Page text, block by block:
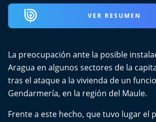
Tu Mereces Ser Feliz
Cultura y Espectáculos
Del Fin del Mundo
Deportes
VER RESUMEN
La preocupación ante la posible
Aragua en algunos sectores de la
tras el ataque a la vivienda de un
Gendarmería, en la región del Maule.
Frente a este hecho, que tuvo lugar el